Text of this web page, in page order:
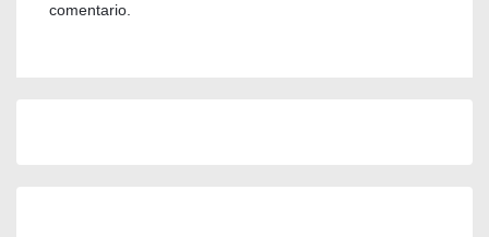
comentario.